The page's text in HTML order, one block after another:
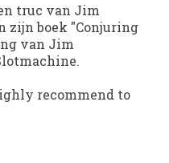
truc van Jim
zijn boek "Conjuring
van Jim
recommend to